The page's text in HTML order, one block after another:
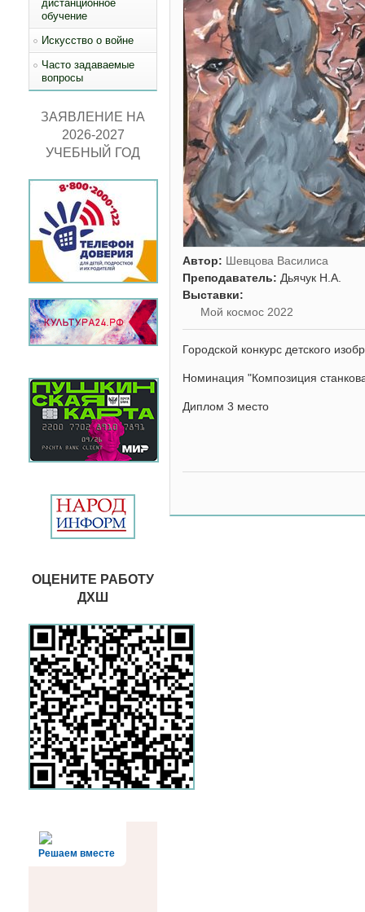
дистанционное
обучение
Искусство о войне
Часто задаваемые
вопросы
ЗАЯВЛЕНИЕ НА
2026-2027
УЧЕБНЫЙ ГОД
ОЦЕНИТЕ РАБОТУ
ДХШ
Решаем вместе
Автор: Шевцова Василиса
Преподаватель:Дьячук Н.А.
Выставки:
Мой космос 2022
Городской конкурс детского
Номинация "Композиция
Диплом 3 место